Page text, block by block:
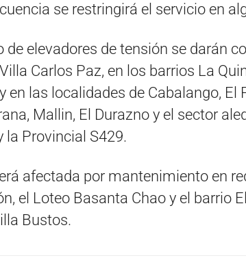
se restringirá el servicio en
de elevadores de tensión se darán
Carlos Paz, en los barrios La
en las localidades de Cabalango, El
Mallin, El Durazno y el sector
la Provincial S429.
afectada por mantenimiento en
el Loteo Basanta Chao y el barrio
Bustos.